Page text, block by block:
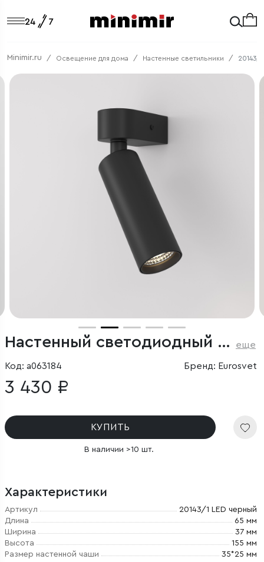
Minimir.ru Освещение для дома Настенные светильники 20143/
Настенный светодиодный светильник с поворотным механизмом еще
Код: a063184 Бренд: Eurosvet
3 430 ₽
КУПИТЬ
В наличии >10 шт.
Характеристики
Артикул
20143/1 LED черный
Длина
65 мм
Ширина
37 мм
Высота
155 мм
Размер настенной чаши
35*25 мм